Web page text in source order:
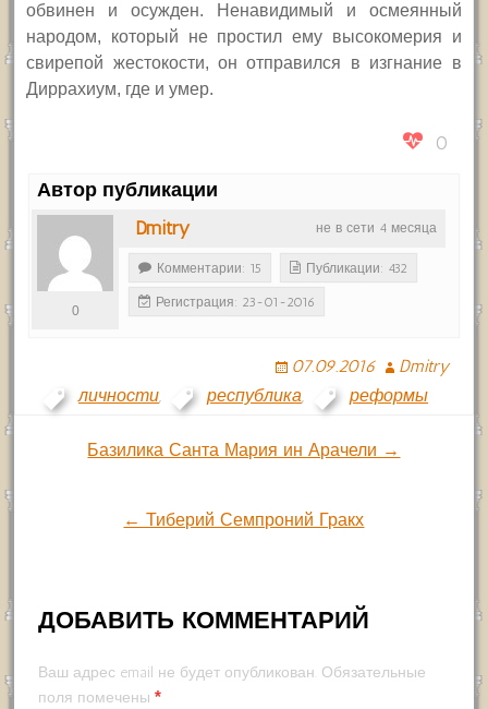
обвинен и осужден. Ненавидимый и осмеянный
народом, который не простил ему высокомерия и
свирепой жестокости, он отправился в изгнание в
Диррахиум, где и умер.
0
Автор публикации
не в сети 4 месяца
Dmitry
0
Комментарии: 15 Публикации: 432
Регистрация: 23-01-2016
07.09.2016
Dmitry
личности, республика, реформы
Навигация
Базилика Санта Мария ин Арачели →
← Тиберий Семпроний Гракх
ДОБАВИТЬ КОММЕНТАРИЙ
Ваш адрес email не будет опубликован. Обязательные
поля помечены *